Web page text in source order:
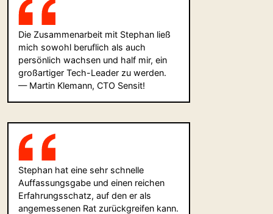
Die Zusammenarbeit mit Stephan ließ
mich sowohl beruflich als auch
persönlich wachsen und half mir, ein
großartiger Tech-Leader zu werden.
— Martin Klemann, CTO Sensit!
Stephan hat eine sehr schnelle
Auffassungsgabe und einen reichen
Erfahrungsschatz, auf den er als
angemessenen Rat zurückgreifen kann.